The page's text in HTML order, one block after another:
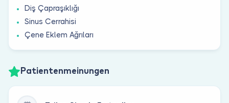
Diş Çapraşıklığı
Sinus Cerrahisi
Çene Eklem Ağrıları
Patientenmeinungen